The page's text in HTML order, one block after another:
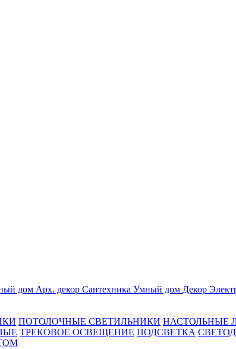
дом Арх. декор Сантехника Умный дом Декор
ПОТОЛОЧНЫЕ СВЕТИЛЬНИКИ НАСТОЛЬНЫЕ
ТРЕКОВОЕ ОСВЕЩЕНИЕ ПОДСВЕТКА